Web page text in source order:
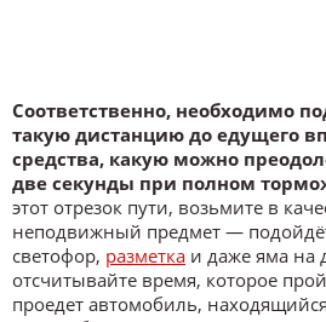
Соответственно, необходимо
такую дистанцию до едущего
средства, какую можно
две секунды при полном
этот отрезок пути, возьмите в
неподвижный предмет —
светофор, разметка и даже яма на
отсчитывайте время, которое
проедет автомобиль,